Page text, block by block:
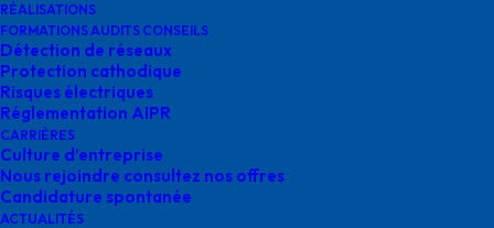
RÉALISATIONS
FORMATIONS AUDITS CONSEILS
Détection de réseaux
Protection cathodique
Risques électriques
Réglementation AIPR
CARRIÈRES
Culture d’entreprise
Nous rejoindre consultez nos offres
Candidature spontanée
ACTUALITÉSagence metz survey